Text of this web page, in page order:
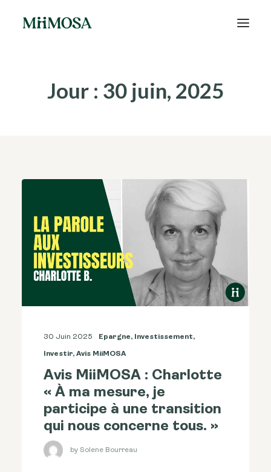
Épargne
Recherche
Jour : 30 juin, 2025
30 Juin 2025 Epargne, Investissement,
Investir, Avis MiiMOSA
Avis MiiMOSA : Charlotte
« À ma mesure, je
participe à une transition
qui nous concerne tous. »
by Solene Bourreau